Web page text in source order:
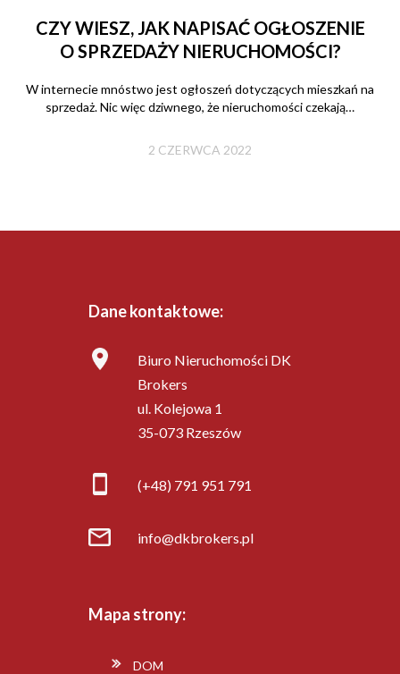
CZY WIESZ, JAK NAPISAĆ OGŁOSZENIE
O SPRZEDAŻY NIERUCHOMOŚCI?
W internecie mnóstwo jest ogłoszeń dotyczących mieszkań na
sprzedaż. Nic więc dziwnego, że nieruchomości czekają…
2 CZERWCA 2022
Dane kontaktowe:
Biuro Nieruchomości DK
Brokers
ul. Kolejowa 1
35-073 Rzeszów
(+48) 791 951 791
info@dkbrokers.pl
Mapa strony:
DOM